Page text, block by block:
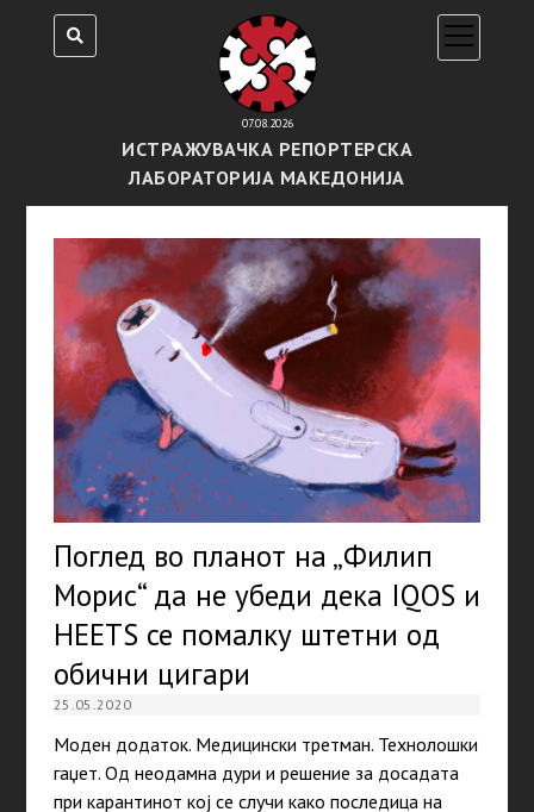
07.08.2026
ИСТРАЖУВАЧКА РЕПОРТЕРСКА
ЛАБОРАТОРИЈА МАКЕДОНИЈА
open
menu
Поглед во планот на „Филип
Морис“ да не убеди дека IQOS и
HEETS се помалку штетни од
обични цигари
25.05.2020
Моден додаток. Медицински третман. Технолошки
гаџет. Од неодамна дури и решение за досадата
при карантинот кој се случи како последица на